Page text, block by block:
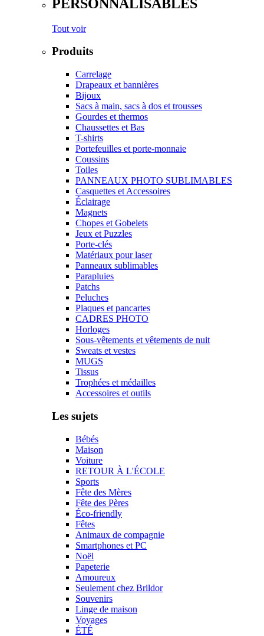
PERSONNALISABLES
Tout voir
Produits
Carrelage
Drapeaux et bannières
Bijoux
Sacs à main, sacs à dos et trousses
Gourdes et thermos
Chaussettes et Bas
T-shirts
Portefeuilles et porte-monnaie
Coussins
Toiles
PANNEAUX PHOTO SUBLIMABLES
Casquettes et Accessoires
Éclairage
Magnets
Chopes et Gobelets
Jeux et Puzzles
Porte-clés
Matériaux pour laser
Panneaux sublimables
Parapluies
Patchs
Peluches
Plaques et pancartes
CADRES PHOTO
Horloges
Sous-vêtements et vêtements de nuit
Sweats et vestes
MUGS
Tissus
Trophées et médailles
Accessoires et outils
Les sujets
Bébés
Maison
Voiture
RETOUR À L'ÉCOLE
Sports
Fête des Mères
Fête des Pères
Éco-friendly
Fêtes
Animaux de compagnie
Smartphones et PC
Noël
Papeterie
Amoureux
Seulement chez Brildor
Souvenirs
Linge de maison
Voyages
ÉTÉ